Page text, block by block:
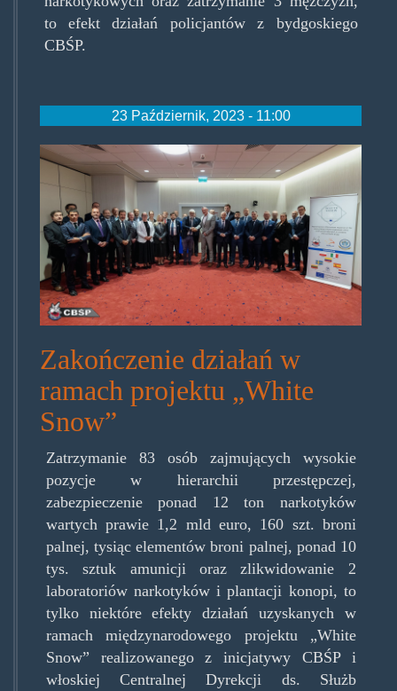
to efekt działań policjantów z bydgoskiego
CBŚP.
23 Październik, 2023 - 11:00
whitesnow.jpg
Zakończenie działań w
ramach projektu „White
Snow”
Zatrzymanie 83 osób zajmujących wysokie
pozycje w hierarchii przestępczej,
zabezpieczenie ponad 12 ton narkotyków
wartych prawie 1,2 mld euro, 160 szt. broni
palnej, tysiąc elementów broni palnej, ponad 10
tys. sztuk amunicji oraz zlikwidowanie 2
laboratoriów narkotyków i plantacji konopi, to
tylko niektóre efekty działań uzyskanych w
ramach międzynarodowego projektu „White
Snow” realizowanego z inicjatywy CBŚP i
włoskiej Centralnej Dyrekcji ds. Służb